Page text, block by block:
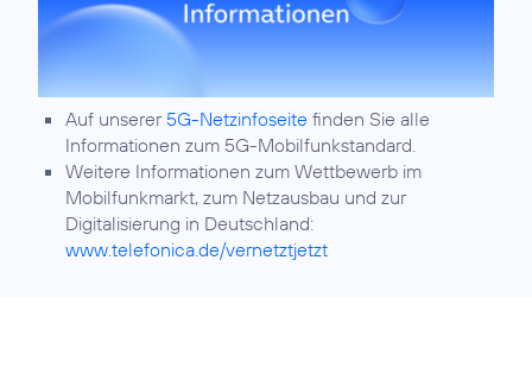
Auf unserer 5G-Netzinfoseite finden Sie alle
Informationen zum 5G-Mobilfunkstandard.
Weitere Informationen zum Wettbewerb im
Mobilfunkmarkt, zum Netzausbau und zur
Digitalisierung in Deutschland:
www.telefonica.de/vernetztjetzt